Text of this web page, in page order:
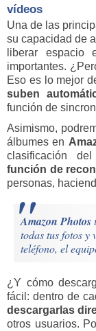
vídeos
Una de las
su capacidad de
liberar espacio
importantes.
Eso es lo mejor
suben
función de
Asimismo,
álbumes en
clasificación
función de
personas,
Amazon Photos
todas tus fotos y
teléfono, el
¿Y cómo
fácil: dentro de
descargarlas
otros usuarios.